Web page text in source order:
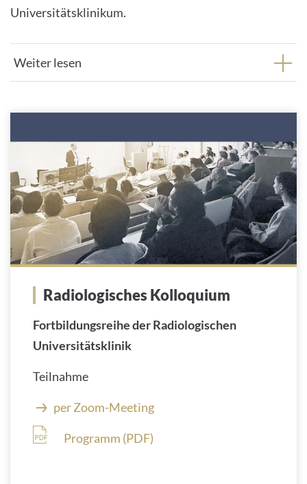
Universitätsklinikum.
Weiter lesen
Radiologisches Kolloquium
Fortbildungsreihe der Radiologischen
Universitätsklinik
Teilnahme
per Zoom-Meeting
Programm (PDF)